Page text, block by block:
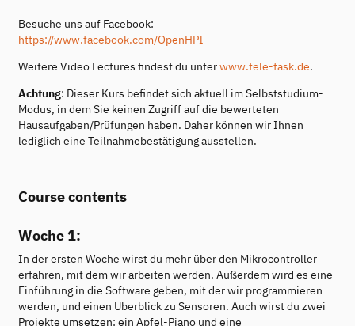
Besuche uns auf Facebook:
https://www.facebook.com/OpenHPI
Weitere Video Lectures findest du unterwww.tele-task.de.
Achtung: Dieser Kurs befindet sich aktuell im Selbststudium-
Modus, in dem Sie keinen Zugriff auf die bewerteten
Hausaufgaben/Prüfungen haben. Daher können wir Ihnen
lediglich eine Teilnahmebestätigung ausstellen.
Course contents
Woche 1:
In der ersten Woche wirst du mehr über den Mikrocontroller
erfahren, mit dem wir arbeiten werden. Außerdem wird es eine
Einführung in die Software geben, mit der wir programmieren
werden, und einen Überblick zu Sensoren. Auch wirst du zwei
Projekte umsetzen: ein Apfel-Piano und eine